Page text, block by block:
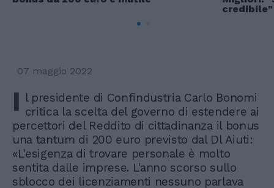
credibile"
07 maggio 2022
I l presidente di Confindustria Carlo Bonomi
critica la scelta del governo di estendere ai
percettori del Reddito di cittadinanza il bonus
una tantum di 200 euro previsto dal Dl Aiuti:
«L'esigenza di trovare personale è molto
sentita dalle imprese. L'anno scorso sullo
sblocco dei licenziamenti nessuno parlava